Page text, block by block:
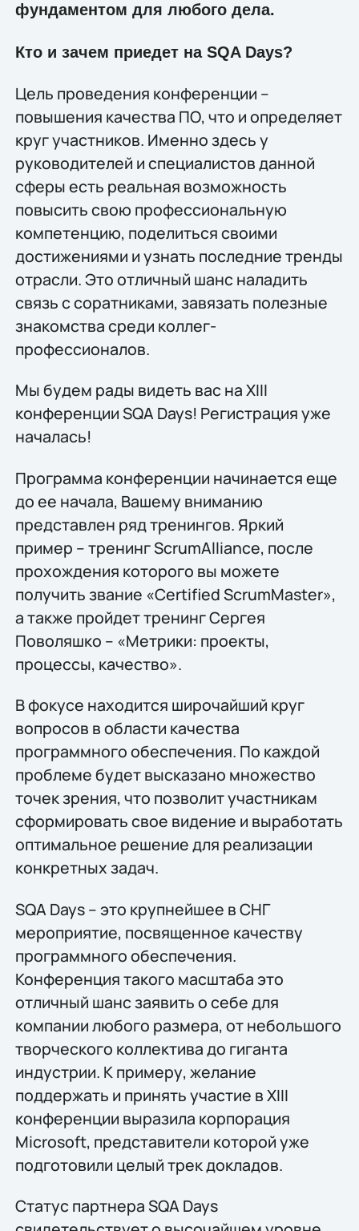
фундаментом для любого дела.
Кто и зачем приедет на SQA Days?
Цель проведения конференции –
повышения качества ПО, что и определяет
круг участников. Именно здесь у
руководителей и специалистов данной
сферы есть реальная возможность
повысить свою профессиональную
компетенцию, поделиться своими
достижениями и узнать последние тренды
отрасли. Это отличный шанс наладить
связь с соратниками, завязать полезные
знакомства среди коллег-
профессионалов.
Мы будем рады видеть вас на XIII
конференции SQA Days! Регистрация уже
началась!
Программа конференции начинается еще
до ее начала, Вашему вниманию
представлен ряд тренингов. Яркий
пример – тренинг ScrumAlliance, после
прохождения которого вы можете
получить звание «Certified ScrumMaster»,
а также пройдет тренинг Сергея
Поволяшко – «Метрики: проекты,
процессы, качество».
В фокусе находится широчайший круг
вопросов в области качества
программного обеспечения. По каждой
проблеме будет высказано множество
точек зрения, что позволит участникам
сформировать свое видение и выработать
оптимальное решение для реализации
конкретных задач.
SQA Days – это крупнейшее в СНГ
мероприятие, посвященное качеству
программного обеспечения.
Конференция такого масштаба это
отличный шанс заявить о себе для
компании любого размера, от небольшого
творческого коллектива до гиганта
индустрии. К примеру, желание
поддержать и принять участие в XIII
конференции выразила корпорация
Microsoft, представители которой уже
подготовили целый трек докладов.
Статус партнера SQA Days